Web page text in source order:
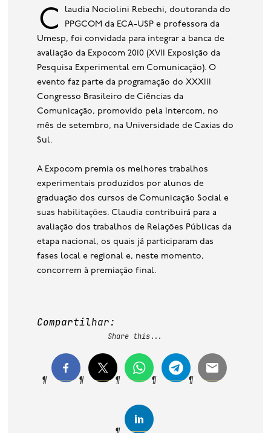
publicações na mídia
Claudia Nociolini Rebechi, doutoranda do
PPGCOM da ECA-USP e professora da
Umesp, foi convidada para integrar a banca de
avaliação da Expocom 2010 (XVII Exposição da
Pesquisa Experimental em Comunicação). O
evento faz parte da programação do XXXIII
Congresso Brasileiro de Ciências da
Comunicação, promovido pela Intercom, no
mês de setembro, na Universidade de Caxias do
Sul.
A Expocom premia os melhores trabalhos
experimentais produzidos por alunos de
graduação dos cursos de Comunicação Social e
suas habilitações. Claudia contribuirá para a
avaliação dos trabalhos de Relações Públicas da
etapa nacional, os quais já participaram das
fases local e regional e, neste momento,
concorrem à premiação final.
Compartilhar:
Share this...